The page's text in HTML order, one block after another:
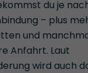
du je
– plus
und
Anfahrt. Laut
wird auch